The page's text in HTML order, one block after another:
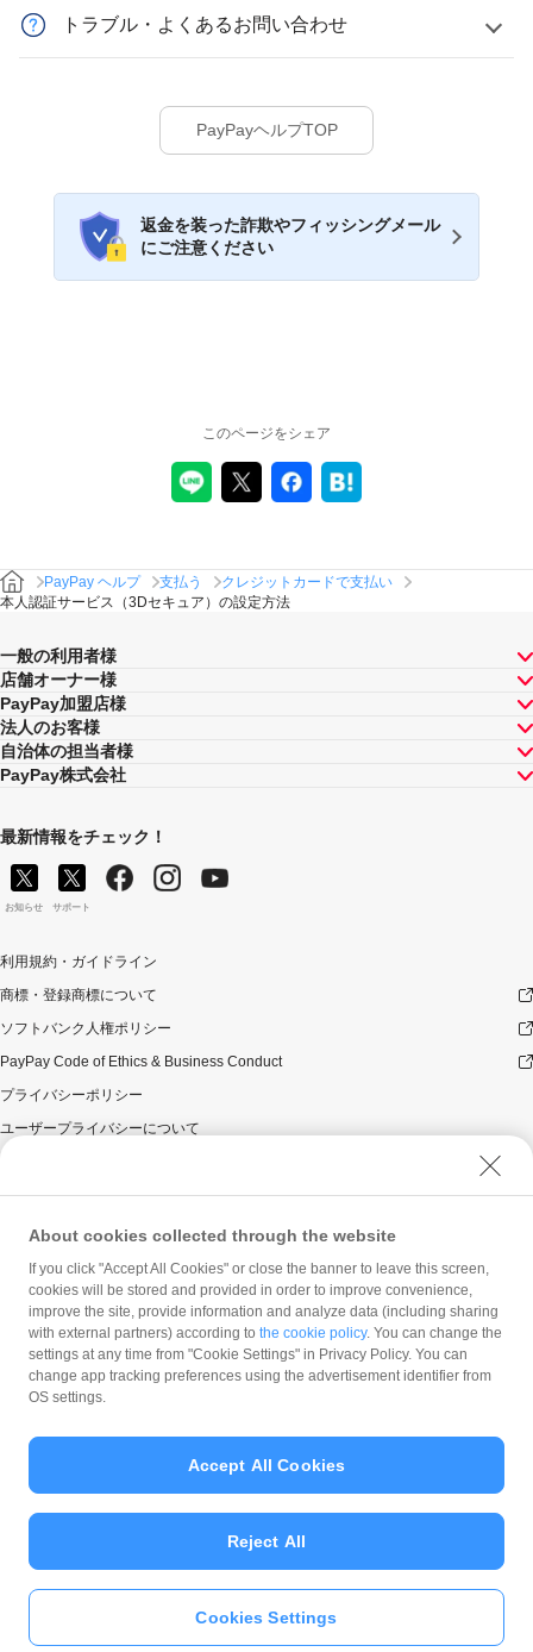
トラブル・よくあるお問い合わせ
PayPayヘルプTOP
返金を装った詐欺やフィッシングメール
にご注意ください
PayPayアプリをダウンロ
このページをシェア
PayPay ヘルプ 支払う
クレジットカードで支払い
本人認証サービス（3Dセキュア）の設定方法
一般の利用者様
店舗オーナー様
PayPay加盟店様
法人のお客様
自治体の担当者様
PayPay株式会社
最新情報をチェック！
お知らせ サポート
利用規約・ガイドライン
商標・登録商標について
ソフトバンク人権ポリシー
PayPay Code of Ethics & Business Conduct
プライバシーポリシー
ユーザープライバシーについて
ウェブサイト利用規約
反社会的勢力に対する方針
勧誘方針
マネロン等基本方針
カスタマーハラスメントに関する当社の考え方
© PayPay Corporation
About cookies collected through the website
If you click "Accept All Cookies" or close the banner to leave this screen,
cookies will be stored and provided in order to improve convenience,
improve the site, provide information and analyze data (including sharing
with external partners) according to the cookie policy. You can change the
settings at any time from "Cookie Settings" in Privacy Policy. You can
change app tracking preferences using the advertisement identifier from
OS settings.
Cookies Settings
Reject All
Accept All Cookies